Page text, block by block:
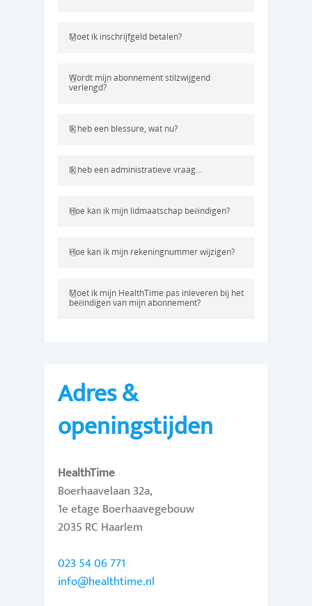
Moet ik inschrijfgeld betalen?
Wordt mijn abonnement stilzwijgend
verlengd?
Ik heb een blessure, wat nu?
Ik heb een administratieve vraag...
Hoe kan ik mijn lidmaatschap beëindigen?
Hoe kan ik mijn rekeningnummer wijzigen?
Moet ik mijn HealthTime pas inleveren bij het
beëindigen van mijn abonnement?
Adres &
openingstijden
HealthTime
Boerhaavelaan 32a,
1e etage Boerhaavegebouw
2035 RC Haarlem
023 54 06 771
info@healthtime.nl
Openingstijden
Aanbod
Groepslessen
@home workouts
Blog